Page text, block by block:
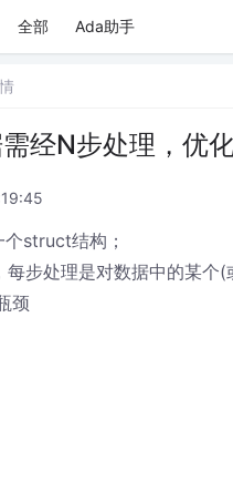
全部 Ada助手
经N步处理，优
struct结构；
步处理是对数据中的某个(
颈